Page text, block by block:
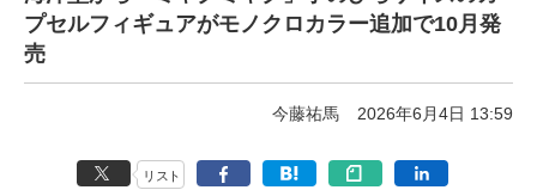
プセルフィギュアがモノクロカラー追加で10月発
売
今藤祐馬 2026年6月4日 13:59
リスト